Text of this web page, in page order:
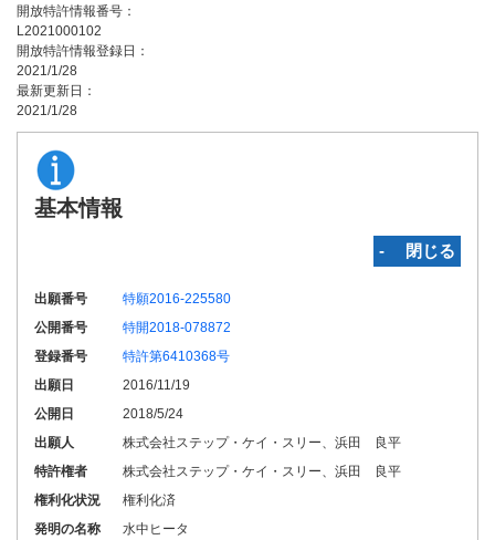
開放特許情報番号：
L2021000102
開放特許情報登録日：
2021/1/28
最新更新日：
2021/1/28
基本情報
‐ 閉じる
出願番号
特願2016-225580
公開番号
特開2018-078872
登録番号
特許第6410368号
出願日
2016/11/19
公開日
2018/5/24
出願人
株式会社ステップ・ケイ・スリー、浜田 良平
特許権者
株式会社ステップ・ケイ・スリー、浜田 良平
権利化状況
権利化済
発明の名称
水中ヒータ